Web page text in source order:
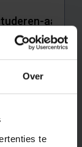
Over
te
fout zag.